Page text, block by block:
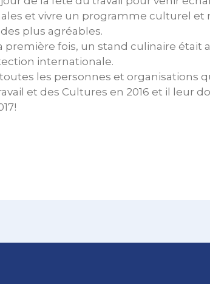
et vivre un programme culturel et
plus agréables.
fois, un stand culinaire était
internationale.
les personnes et organisations
et des Cultures en 2016 et il leur